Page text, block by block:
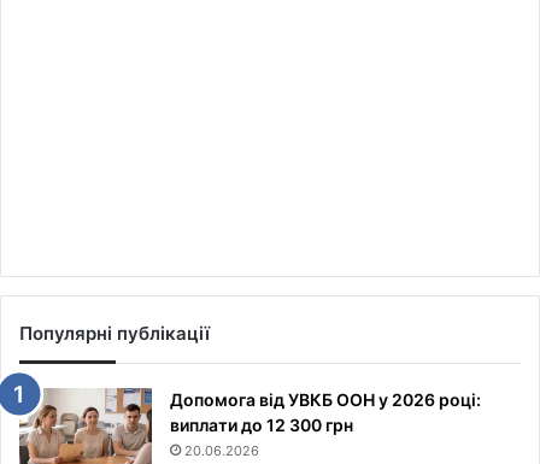
Популярні публікації
Допомога від УВКБ ООН у 2026 році:
виплати до 12 300 грн
20.06.2026